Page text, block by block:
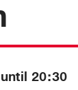
20:30